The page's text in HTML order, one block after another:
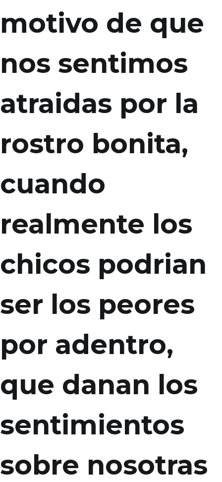
motivo de que
nos sentimos
atraidas por la
rostro bonita,
cuando
realmente los
chicos podri­an
ser los peores
por adentro,
que danan los
sentimientos
sobre nosotras